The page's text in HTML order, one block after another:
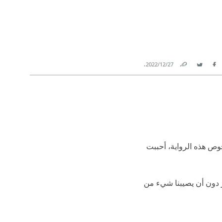
Facebook
Twitter
Link
27‏/12‏/2022
.
هذه الرواية، أحببت
دون أن يصيبنا شيء من